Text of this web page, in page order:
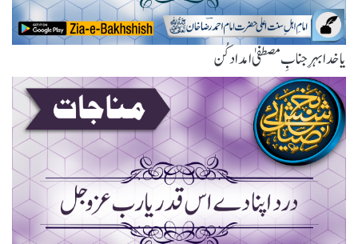
یا خدا بہرِ جنابِ مصطفیٰ امداد کُن